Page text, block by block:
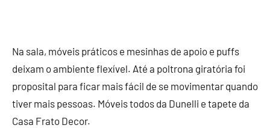
Na sala, móveis práticos e mesinhas de apoio e puffs
deixam o ambiente flexível. Até a poltrona giratória foi
proposital para ficar mais fácil de se movimentar quando
tiver mais pessoas. Móveis todos da Dunelli e tapete da
Casa Frato Decor.